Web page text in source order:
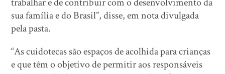
sua família e do Brasil”, disse, em nota divulgada
pela pasta.
“As cuidotecas são espaços de acolhida para crianças
e que têm o objetivo de permitir aos responsáveis